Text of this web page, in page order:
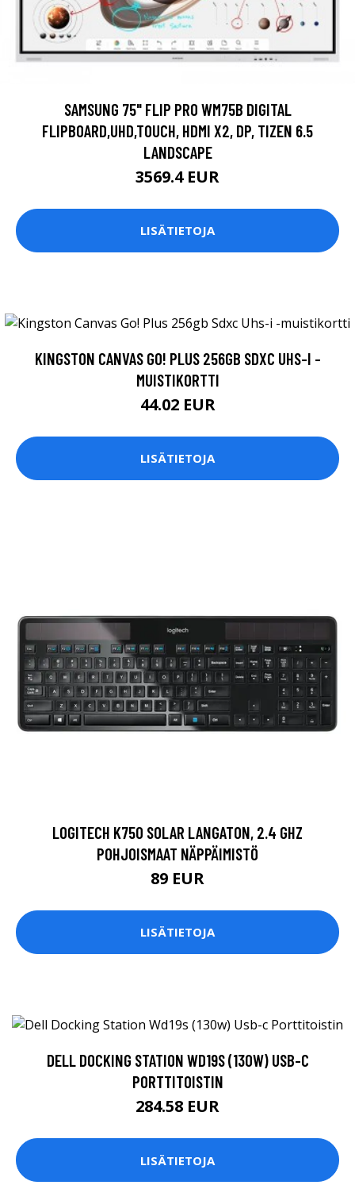
SAMSUNG 75" FLIP PRO WM75B DIGITAL
FLIPBOARD,UHD,TOUCH, HDMI X2, DP, TIZEN 6.5
LANDSCAPE
3569.4 EUR
LISÄTIETOJA
KINGSTON CANVAS GO! PLUS 256GB SDXC UHS-I -
MUISTIKORTTI
44.02 EUR
LISÄTIETOJA
LOGITECH K750 SOLAR LANGATON, 2.4 GHZ
POHJOISMAAT NÄPPÄIMISTÖ
89 EUR
LISÄTIETOJA
DELL DOCKING STATION WD19S (130W) USB-C
PORTTITOISTIN
284.58 EUR
LISÄTIETOJA